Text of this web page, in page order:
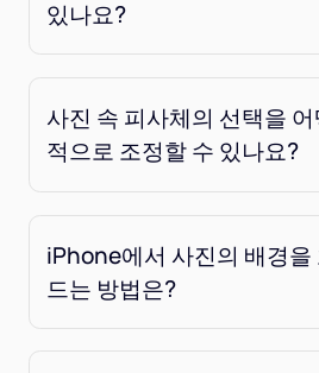
있나요?
사진 속 피사체의 선택을
적으로 조정할 수 있나요?
iPhone에서 사진의 배경을
드는 방법은?